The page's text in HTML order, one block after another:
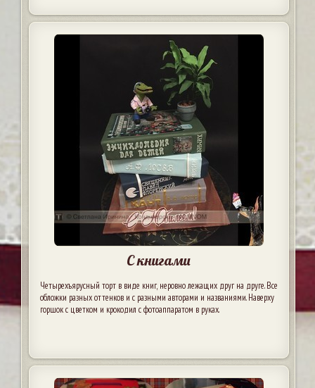
С книгами
Четырехъярусный торт в виде книг, неровно лежащих друг на друге. Все
обложки разных оттенков и с разными авторами и названиями. Наверху
горшок с цветком и крокодил с фотоаппаратом в руках.